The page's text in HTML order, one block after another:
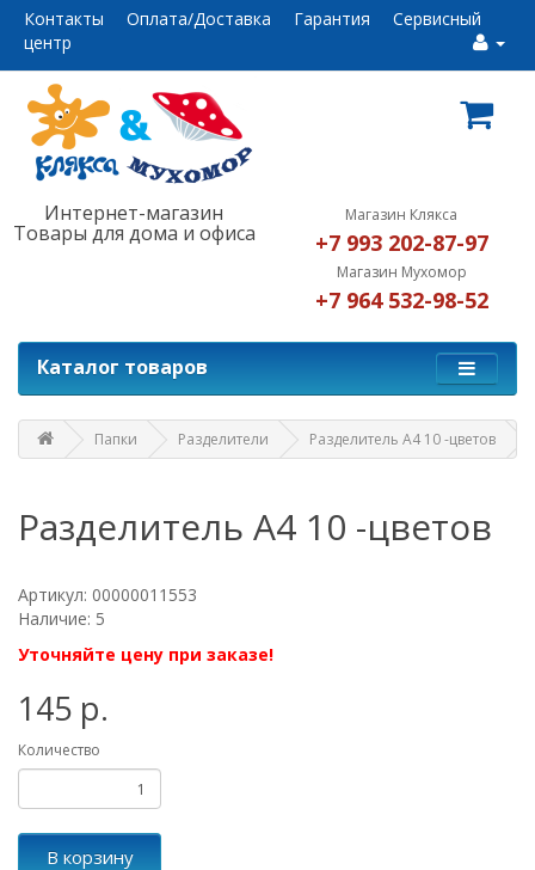
Контакты Оплата/Доставка Гарантия
Сервисный
центр
Интернет-магазин
Товары для дома и офиса
Магазин Клякса
+7 993 202-87-97
Магазин Мухомор
+7 964 532-98-52
Каталог товаров
Папки Разделители Разделитель А4 10 -цветов
Разделитель А4 10 -цветов
Артикул: 00000011553
Наличие: 5
Уточняйте цену при заказе!
145 р.
Количество
В корзину